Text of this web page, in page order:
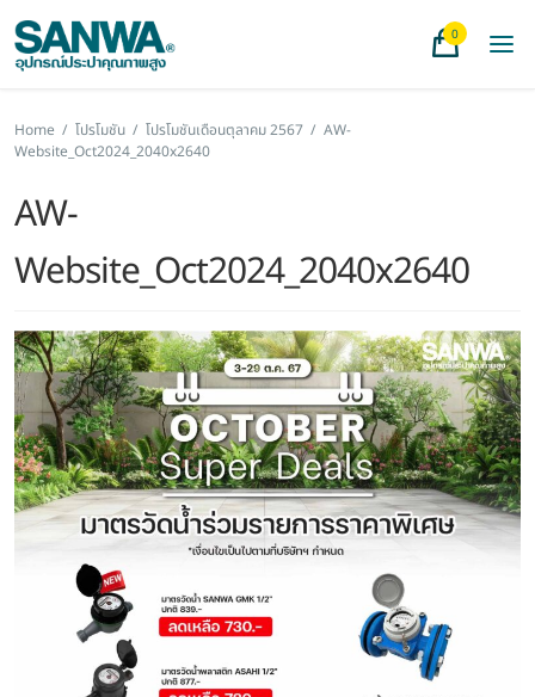
0
Home / โปรโมชัน / โปรโมชันเดือนตุลาคม 2567 / AW-
Website_Oct2024_2040x2640
AW-
Website_Oct2024_2040x2640